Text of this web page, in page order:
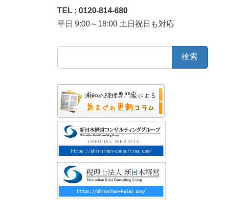
TEL : 0120-814-680
平日 9:00～18:00 土日祝日も対応
検